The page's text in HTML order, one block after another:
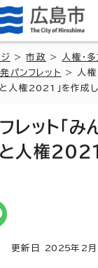
>市政 > 人権・
パンフレット
> 人権
人権2021」を作成し
レット「み
人権2021
新日 2025年2月